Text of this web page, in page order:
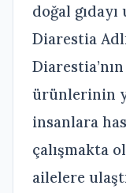
doğal
Diarestia
ürünlerinin
insanlara
çalışmakta
ailelere